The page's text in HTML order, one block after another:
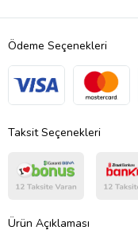
Ödeme Seçenekleri
Taksit Seçenekleri
Ürün Açıklaması